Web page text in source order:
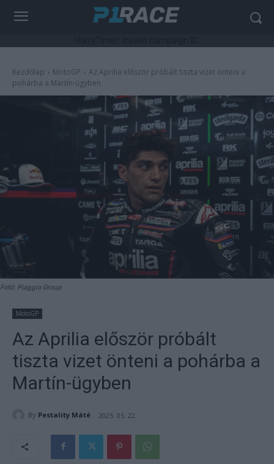
Kezdőlap MotoGP
Az Aprilia először próbált tiszta vizet önteni a
pohárba a Martín-ügyben
Fotó: Piaggio Group
MotoGP
Az Aprilia először próbált
tiszta vizet önteni a pohárba a
Martín-ügyben
By Pestality Máté 2025. 05. 22.